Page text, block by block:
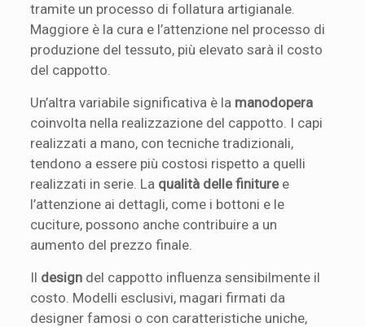
tramite un processo di follatura artigianale.
Maggiore è la cura e l’attenzione nel processo di
produzione del tessuto, più elevato sarà il costo
del cappotto.
Un’altra variabile significativa è la manodopera
coinvolta nella realizzazione del cappotto. I capi
realizzati a mano, con tecniche tradizionali,
tendono a essere più costosi rispetto a quelli
realizzati in serie. La qualità delle finituree
l’attenzione ai dettagli, come i bottoni e le
cuciture, possono anche contribuire a un
aumento del prezzo finale.
Il design del cappotto influenza sensibilmente il
costo. Modelli esclusivi, magari firmati da
designer famosi o con caratteristiche uniche,